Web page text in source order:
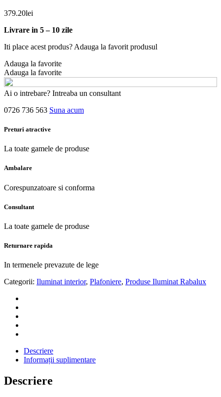
379.20lei
Livrare in 5 – 10 zile
Iti place acest produs? Adauga la favorit produsul
Adauga la favorite
Adauga la favorite
Ai o intrebare? Intreaba un consultant
0726 736 563 Suna acum
Preturi atractive
La toate gamele de produse
Ambalare
Corespunzatoare si conforma
Consultant
La toate gamele de produse
Returnare rapida
In termenele prevazute de lege
Categorii: Iluminat interior, Plafoniere, Produse Iluminat Rabalux
Descriere
Informații suplimentare
Descriere